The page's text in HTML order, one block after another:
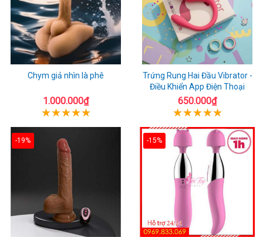
Chym giả nhìn là phê
1.000.000₫
Trứng Rung Hai Đầu Vibrator -
Điều Khiển App Điện Thoại
650.000₫
-19% -15%